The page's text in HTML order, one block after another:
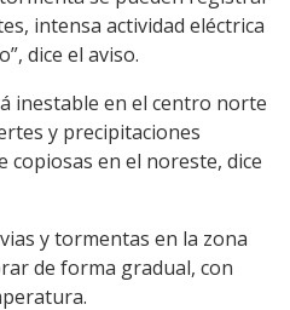
intensa actividad eléctrica
dice el aviso.
inestable en el centro norte
y precipitaciones
en el noreste, dice
y tormentas en la zona
de forma gradual, con